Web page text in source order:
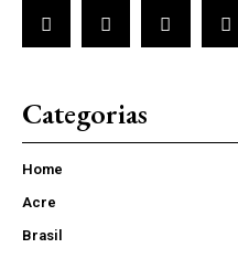
Categorias
Home
Acre
Brasil